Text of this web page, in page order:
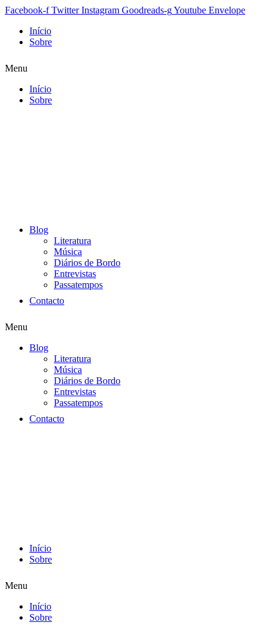
Facebook-f Twitter Instagram Goodreads-gYoutube Envelope
Início
Sobre
Menu
Início
Sobre
Blog
Literatura
Música
Diários de Bordo
Entrevistas
Passatempos
Contacto
Menu
Blog
Literatura
Música
Diários de Bordo
Entrevistas
Passatempos
Contacto
Início
Sobre
Menu
Início
Sobre